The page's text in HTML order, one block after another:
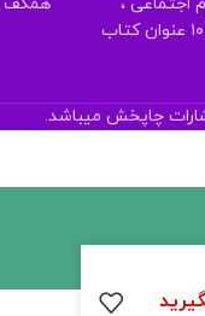
انتشار آثار دکتر شریعتی ، اقتصاد و ... بیش از ۱۰۰۰ عنوان کتاب
چاپخش میباشد.